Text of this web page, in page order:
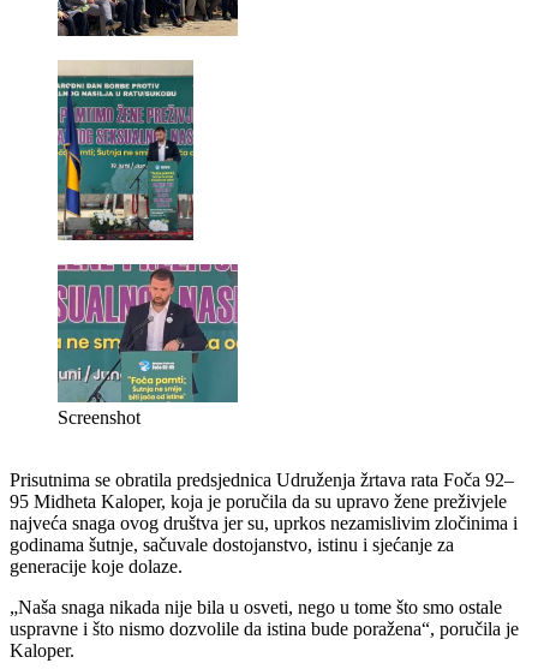
Screenshot
Prisutnima se obratila predsjednica Udruženja žrtava rata Foča 92–
95 Midheta Kaloper, koja je poručila da su upravo žene preživjele
najveća snaga ovog društva jer su, uprkos nezamislivim zločinima i
godinama šutnje, sačuvale dostojanstvo, istinu i sjećanje za
generacije koje dolaze.
„Naša snaga nikada nije bila u osveti, nego u tome što smo ostale
uspravne i što nismo dozvolile da istina bude poražena“, poručila je
Kaloper.